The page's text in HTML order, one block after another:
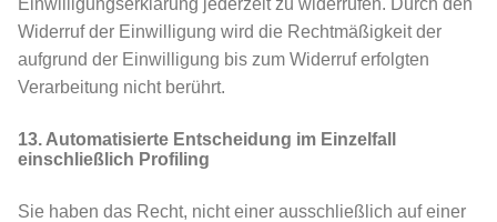
Einwilligungserklärung jederzeit zu widerrufen. Durch den
Widerruf der Einwilligung wird die Rechtmäßigkeit der
aufgrund der Einwilligung bis zum Widerruf erfolgten
Verarbeitung nicht berührt.
13. Automatisierte Entscheidung im Einzelfall
einschließlich Profiling
Sie haben das Recht, nicht einer ausschließlich auf einer